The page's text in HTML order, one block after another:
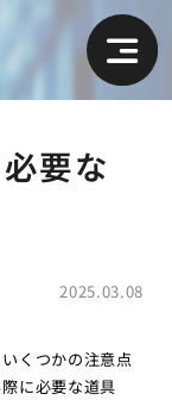
要な
2025.03.08
くつかの注意点
に必要な道具